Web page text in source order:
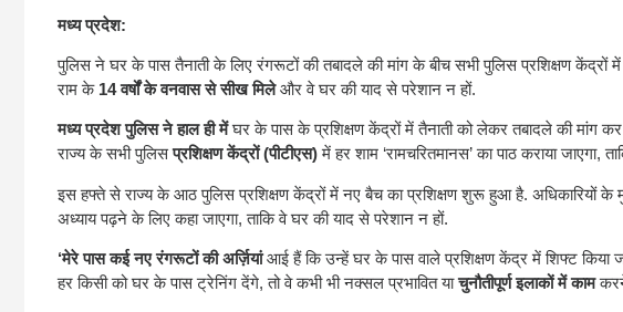
मध्य प्रदेश:
पुलिस ने घर के पास तैनाती के लिए रंगरूटों की तबादले की मांग के बीच सभी पुलिस प्रशिक्षण केंद्रों में
राम के14 वर्षों के वनवास से सीख मिलेऔर वे घर की याद से परेशान न हों.
मध्य प्रदेश पुलिस ने हाल ही मेंघर के पास के प्रशिक्षण केंद्रों में तैनाती को लेकर तबादले की मांग
राज्य के सभी पुलिसप्रशिक्षण केंद्रों (पीटीएस)में हर शाम ‘रामचरितमानस’ का पाठ कराया जाएगा,
इस हफ्ते से राज्य के आठ पुलिस प्रशिक्षण केंद्रों में नए बैच का प्रशिक्षण शुरू हुआ है. अधिकारियों के
अध्याय पढ़ने के लिए कहा जाएगा, ताकि वे घर की याद से परेशान न हों.
‘मेरे पास कई नए रंगरूटों की अर्ज़ियांआई हैं कि उन्हें घर के पास वाले प्रशिक्षण केंद्र में शिफ्ट किया
हर किसी को घर के पास ट्रेनिंग देंगे, तो वे कभी भी नक्सल प्रभावित याचुनौतीपूर्ण इलाकों में कामकरने